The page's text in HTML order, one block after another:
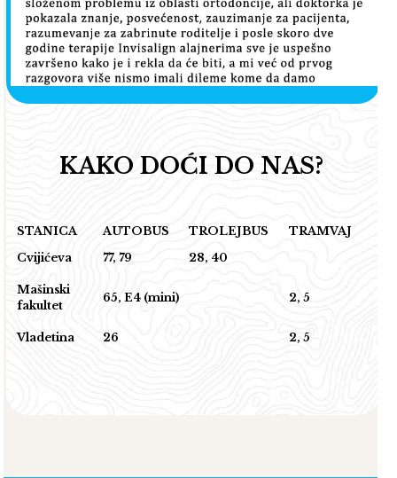
KAKO DOĆI DO NAS?
STANICA AUTOBUS TROLEJBUS
TRAMVAJ
Cvijićeva
77, 79 28, 40
Mašinski
fakultet
65, E4 (mini) 2, 5
Vladetina 26 2, 5